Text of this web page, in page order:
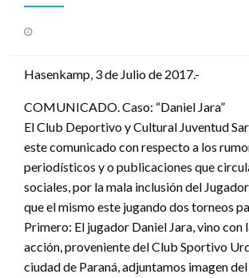
Hasenkamp, 3 de Julio de 2017.-
COMUNICADO. Caso: “Daniel Jara”
El Club Deportivo y Cultural Juventud
este comunicado con respecto a los
periodísticos y o publicaciones que
sociales, por la mala inclusión del
que el mismo este jugando dos torneos
Primero: El jugador Daniel Jara, vino con
acción, proveniente del Club Sportivo
ciudad de Paraná, adjuntamos imagen